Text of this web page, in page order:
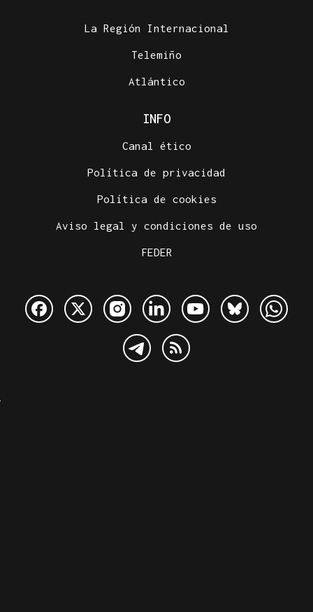
La Región Internacional
Telemiño
Atlántico
INFO
Canal ético
Política de privacidad
Política de cookies
Aviso legal y condiciones de uso
FEDER